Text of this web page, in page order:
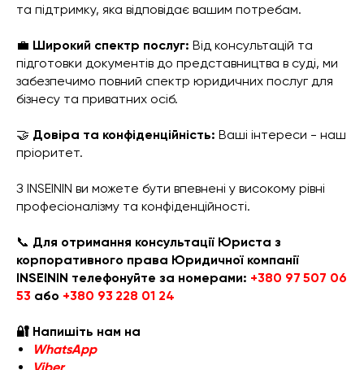
та підтримку, яка відповідає вашим потребам.
💼 Широкий спектр послуг: Від консультацій та
підготовки документів до представництва в суді, ми
забезпечимо повний спектр юридичних послуг для
бізнесу та приватних осіб.
🤝 Довіра та конфіденційність: Ваші інтереси - наш
пріоритет.
З INSEININ ви можете бути впевнені у високому рівні
професіоналізму та конфіденційності.
📞 Для отримання консультації Юриста з
корпоративного права Юридичної компанії
INSEININ телефонуйте за номерами: +380 97 507 06
53 або +380 93 228 01 24
🔐 Напишіть нам на
WhatsApp